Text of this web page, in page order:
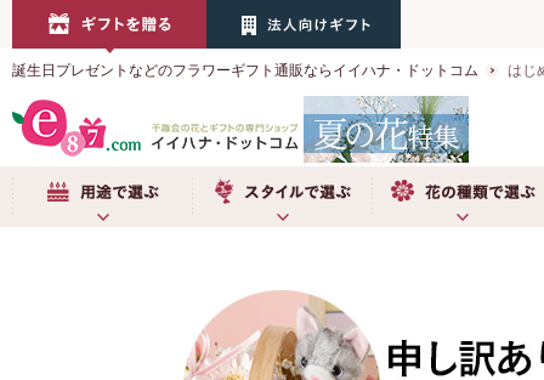
誕生日プレゼントなどのフラワーギフト通販ならイイハナ・ドットコム はじ